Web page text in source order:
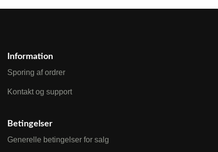
Information
Sporing af ordrer
Kontakt og support
Betingelser
Generelle betingelser for salg